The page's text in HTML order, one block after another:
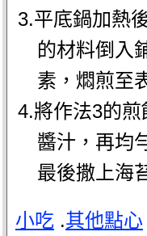
3.平底鍋加熱
的材料倒入
素，燜煎至
4.將作法3的
醬汁，再均
最後撒上海
小吃 .其他點心